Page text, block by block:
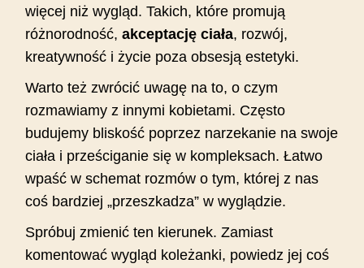
więcej niż wygląd. Takich, które promują
różnorodność,akceptację ciała, rozwój,
kreatywność i życie poza obsesją estetyki.
Warto też zwrócić uwagę na to, o czym
rozmawiamy z innymi kobietami. Często
budujemy bliskość poprzez narzekanie na swoje
ciała i prześciganie się w kompleksach. Łatwo
wpaść w schemat rozmów o tym, której z nas
coś bardziej „przeszkadza” w wyglądzie.
Spróbuj zmienić ten kierunek. Zamiast
komentować wygląd koleżanki, powiedz jej coś